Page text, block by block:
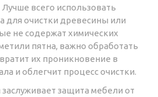
всего использовать
для очистки древесины или
не содержат химических
пятна, важно обработать
их проникновение в
и облегчит процесс очистки.
защита мебели от